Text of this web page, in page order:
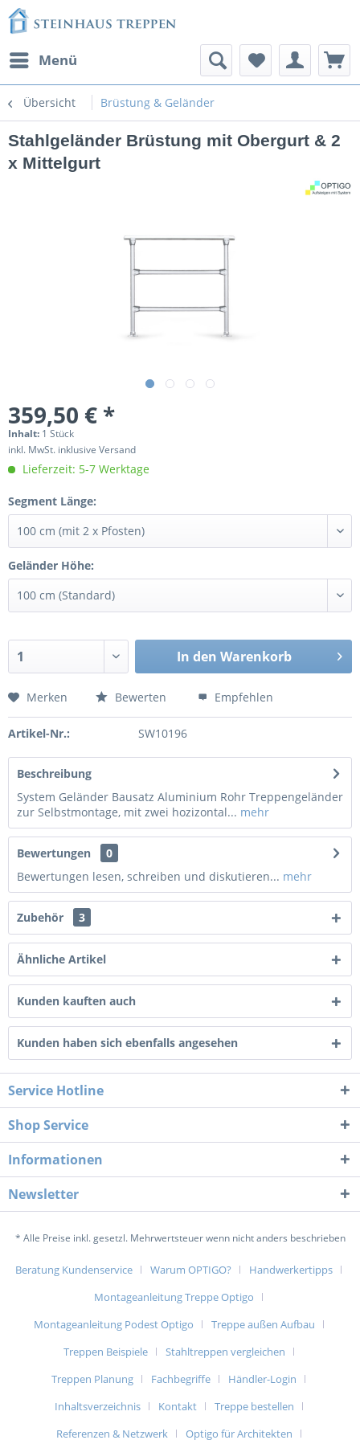
Menü
Übersicht Brüstung & Geländer
Stahlgeländer Brüstung mit Obergurt & 2
x Mittelgurt
359,50 € *
Inhalt: 1 Stück
inkl. MwSt. inklusive Versand
Lieferzeit: 5-7 Werktage
Segment Länge:
Geländer Höhe:
In den Warenkorb
Merken Bewerten Empfehlen
Artikel-Nr.: SW10196
Beschreibung
System Geländer Bausatz Aluminium Rohr Treppengeländer
zur Selbstmontage, mit zwei hozizontal... mehr
Bewertungen
0
Bewertungen lesen, schreiben und diskutieren... mehr
Zubehör 3
Ähnliche Artikel
Kunden kauften auch
Kunden haben sich ebenfalls angesehen
Service Hotline
Shop Service
Informationen
Newsletter
* Alle Preise inkl. gesetzl. Mehrwertsteuer wenn nicht anders beschrieben
Beratung Kundenservice Warum OPTIGO?
Handwerkertipps
Montageanleitung Treppe Optigo
Montageanleitung Podest Optigo
Treppe außen Aufbau
Treppen Beispiele
Stahltreppen vergleichen
Treppen Planung
Fachbegriffe
Händler-Login
Inhaltsverzeichnis
Kontakt
Treppe bestellen
Referenzen & Netzwerk
Optigo für Architekten